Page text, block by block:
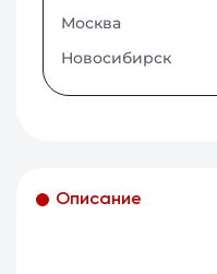
Москва
Новосибирск
Описание